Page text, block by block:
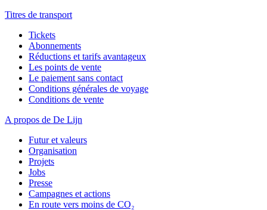
Titres de transport
Tickets
Abonnements
Réductions et tarifs avantageux
Les points de vente
Le paiement sans contact
Conditions générales de voyage
Conditions de vente
A propos de De Lijn
Futur et valeurs
Organisation
Projets
Jobs
Presse
Campagnes et actions
En route vers moins de CO₂